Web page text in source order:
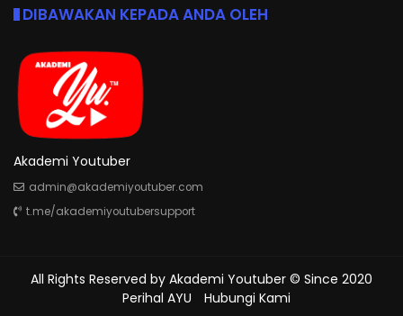
DIBAWAKAN KEPADA ANDA OLEH
Akademi Youtuber
admin@akademiyoutuber.com
t.me/akademiyoutubersupport
All Rights Reserved by Akademi Youtuber © Since 2020
Perihal AYU
Hubungi Kami